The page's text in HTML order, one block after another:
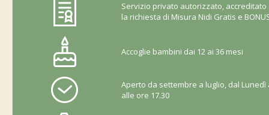
Servizio privato autorizzato,
la richiesta di Misura Nidi Gratis e
Accoglie bambini dai 12 ai 36 mesi
Aperto da settembre a luglio, dal Lunedì
alle ore 17.30